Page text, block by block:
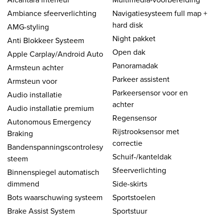
Ambiance sfeerverlichting
AMG-styling
Anti Blokkeer Systeem
Apple Carplay/Android Auto
Armsteun achter
Armsteun voor
Audio installatie
Audio installatie premium
Autonomous Emergency
Braking
Bandenspanningscontrolesy
steem
Binnenspiegel automatisch
dimmend
Bots waarschuwing systeem
Brake Assist System
Navigatiesysteem full map +
hard disk
Night pakket
Open dak
Panoramadak
Parkeer assistent
Parkeersensor voor en
achter
Regensensor
Rijstrooksensor met
correctie
Schuif-/kanteldak
Sfeerverlichting
Side-skirts
Sportstoelen
Sportstuur